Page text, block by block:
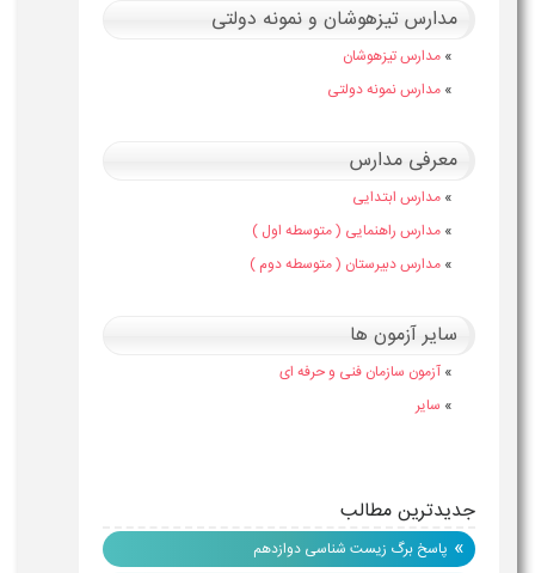
مدارس تیزهوشان و نمونه دولتی
» مدارس تیزهوشان
» مدارس نمونه دولتی
معرفی مدارس
» مدارس ابتدایی
» مدارس راهنمایی ( متوسطه اول )
» مدارس دبیرستان ( متوسطه دوم )
سایر آزمون ها
» آزمون سازمان فنی و حرفه ای
» سایر
جدیدترین مطالب
» پاسخ برگ زیست شناسی دوازدهم